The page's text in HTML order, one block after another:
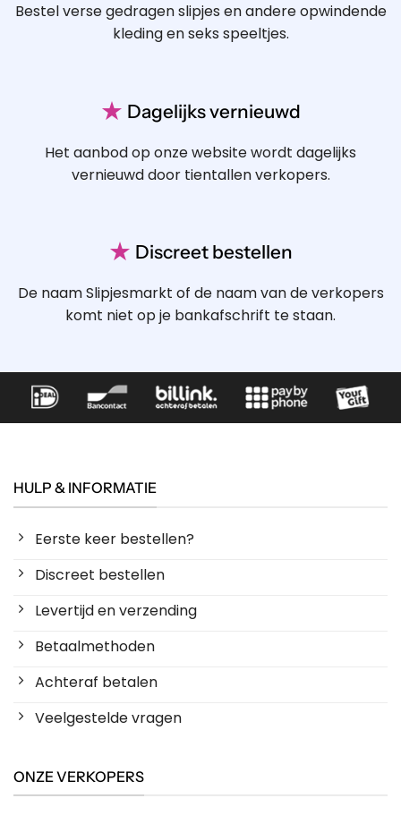
Bestel verse gedragen slipjes en andere opwindende
kleding en seks speeltjes.
★ Dagelijks vernieuwd
Het aanbod op onze website wordt dagelijks
vernieuwd door tientallen verkopers.
★ Discreet bestellen
De naam Slipjesmarkt of de naam van de verkopers
komt niet op je bankafschrift te staan.
HULP & INFORMATIE
Eerste keer bestellen?
Discreet bestellen
Levertijd en verzending
Betaalmethoden
Achteraf betalen
Veelgestelde vragen
ONZE VERKOPERS